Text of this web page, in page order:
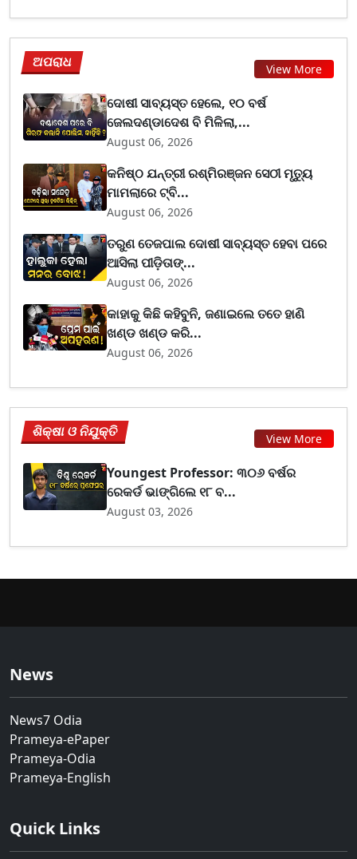
ଅପରାଧ View More
ଦୋଷୀ ସାବ୍ୟସ୍ତ ହେଲେ, ୧୦ ବର୍ଷ
ଜେଲଦଣ୍ଡାଦେଶ ବି ମିଳିଲା,...
August 06, 2026
କନିଷ୍ଠ ଯନ୍ତ୍ରୀ ରଶ୍ମିରଞ୍ଜନ ସେଠୀ ମୃତ୍ୟୁ
ମାମଲାରେ ଟ୍ବି...
August 06, 2026
ତରୁଣ ତେଜପାଲ ଦୋଷୀ ସାବ୍ୟସ୍ତ ହେବା ପରେ
ଆସିଲା ପୀଡ଼ିତାଙ୍...
August 06, 2026
କାହାକୁ କିଛି କହିବୁନି, ଜଣାଇଲେ ତତେ ହାଣି
ଖଣ୍ଡ ଖଣ୍ଡ କରି...
August 06, 2026
ଶିକ୍ଷା ଓ ନିଯୁକ୍ତି View More
Youngest Professor: ୩୦୬ ବର୍ଷର
ରେକର୍ଡ ଭାଙ୍ଗିଲେ ୧୮ ବ...
August 03, 2026
News
News7 Odia
Prameya-ePaper
Prameya-Odia
Prameya-English
Quick Links